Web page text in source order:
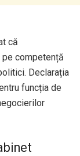
că
competență
Declarația
funcția de